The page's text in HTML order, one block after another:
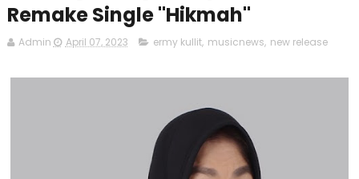
Remake Single "Hikmah"
Admin April 07, 2023 ermy kullit, musicnews, new release